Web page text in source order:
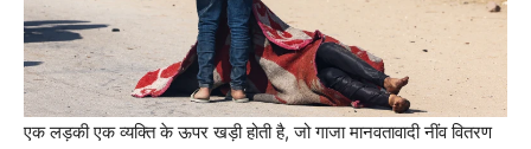
एक लड़की एक व्यक्ति के ऊपर खड़ी होती है, जो गाजा मानवतावादी नींव वितरण